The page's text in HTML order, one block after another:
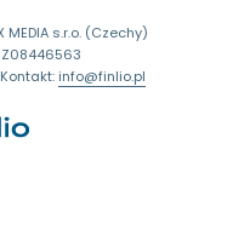
s.r.o. (Czechy)
info@finlio.pl